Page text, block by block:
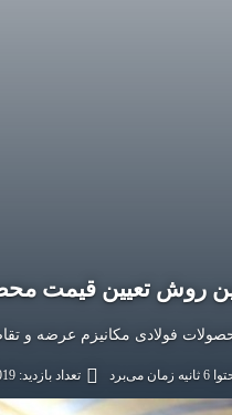
روش تعیین قیمت
فولادی مکانیزم عرضه و
تعداد بازدید: 1019